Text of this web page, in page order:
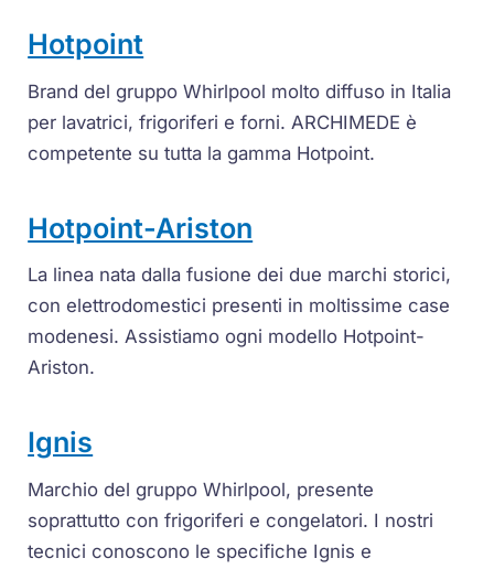
Hotpoint
Brand del gruppo Whirlpool molto diffuso in Italia
per lavatrici, frigoriferi e forni. ARCHIMEDE è
competente su tutta la gamma Hotpoint.
Hotpoint-Ariston
La linea nata dalla fusione dei due marchi storici,
con elettrodomestici presenti in moltissime case
modenesi. Assistiamo ogni modello Hotpoint-
Ariston.
Ignis
Marchio del gruppo Whirlpool, presente
soprattutto con frigoriferi e congelatori. I nostri
tecnici conoscono le specifiche Ignis e